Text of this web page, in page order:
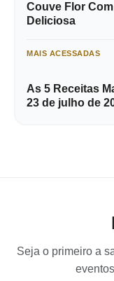
Couve Flor
Deliciosa
MAIS ACESSADAS
As 5 Receitas
23 de julho de
Seja o primeiro a